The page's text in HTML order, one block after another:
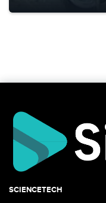
SCIENCETECH